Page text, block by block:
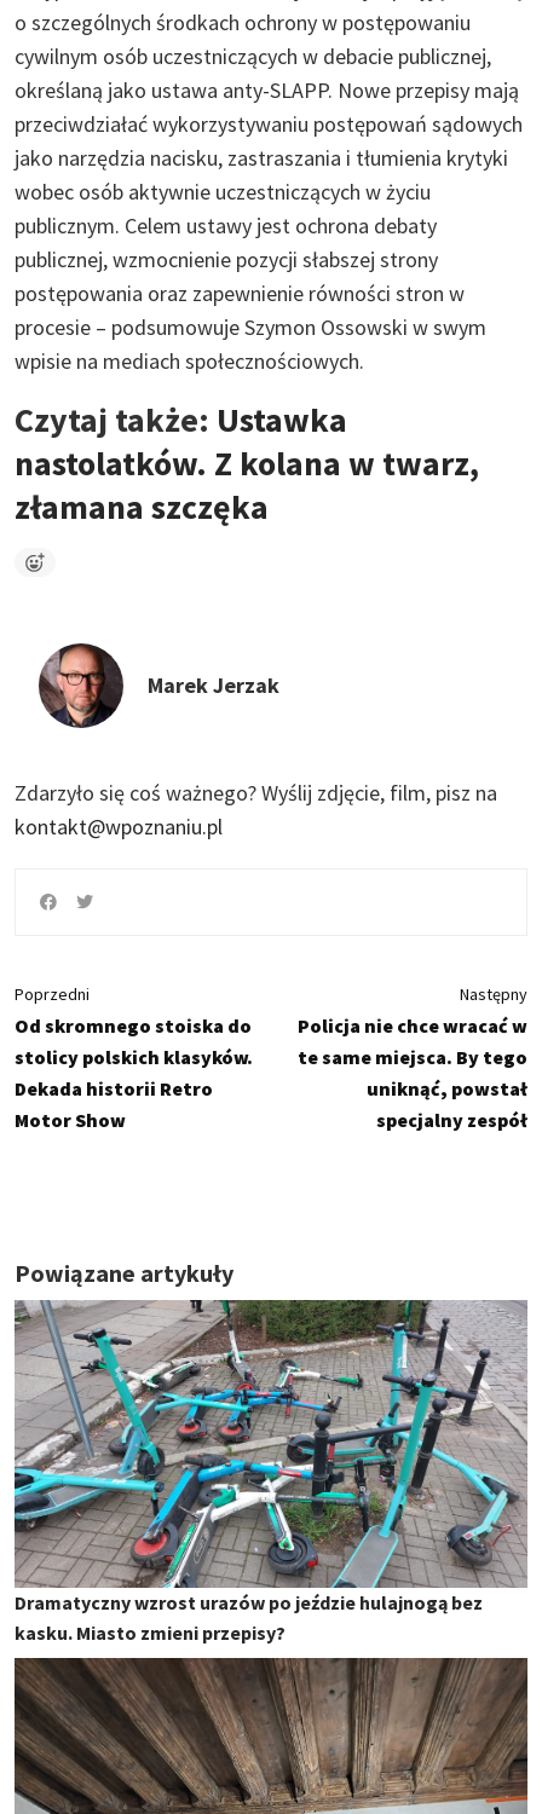
o szczególnych środkach ochrony w postępowaniu
cywilnym osób uczestniczących w debacie publicznej,
określaną jako ustawa anty-SLAPP. Nowe przepisy mają
przeciwdziałać wykorzystywaniu postępowań sądowych
jako narzędzia nacisku, zastraszania i tłumienia krytyki
wobec osób aktywnie uczestniczących w życiu
publicznym. Celem ustawy jest ochrona debaty
publicznej, wzmocnienie pozycji słabszej strony
postępowania oraz zapewnienie równości stron w
procesie – podsumowuje Szymon Ossowski w swym
wpisie na mediach społecznościowych.
Czytaj także: Ustawka
nastolatków. Z kolana w twarz,
złamana szczęka
Marek Jerzak
Zdarzyło się coś ważnego?Wyślij zdjęcie, film, pisz na
kontakt@wpoznaniu.pl
Poprzedni
Od skromnego stoiska do
stolicy polskich klasyków.
Dekada historii Retro
Motor Show
Następny
Policja nie chce wracać w
te same miejsca. By tego
uniknąć, powstał
specjalny zespół
Powiązane artykuły
Dramatyczny wzrost urazów po jeździe hulajnogą bez
kasku. Miasto zmieni przepisy?